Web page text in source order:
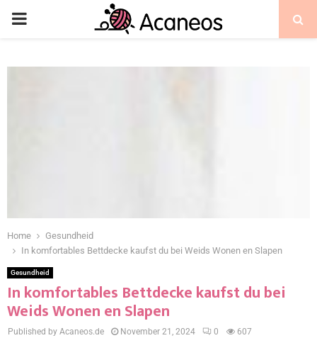
Home
Gesundheid
In komfortables Bettdecke kaufst du bei Weids Wonen en Slapen
Gesundheid
In komfortables Bettdecke kaufst du bei
Weids Wonen en Slapen
Published by Acaneos.de November 21, 2024 0 607